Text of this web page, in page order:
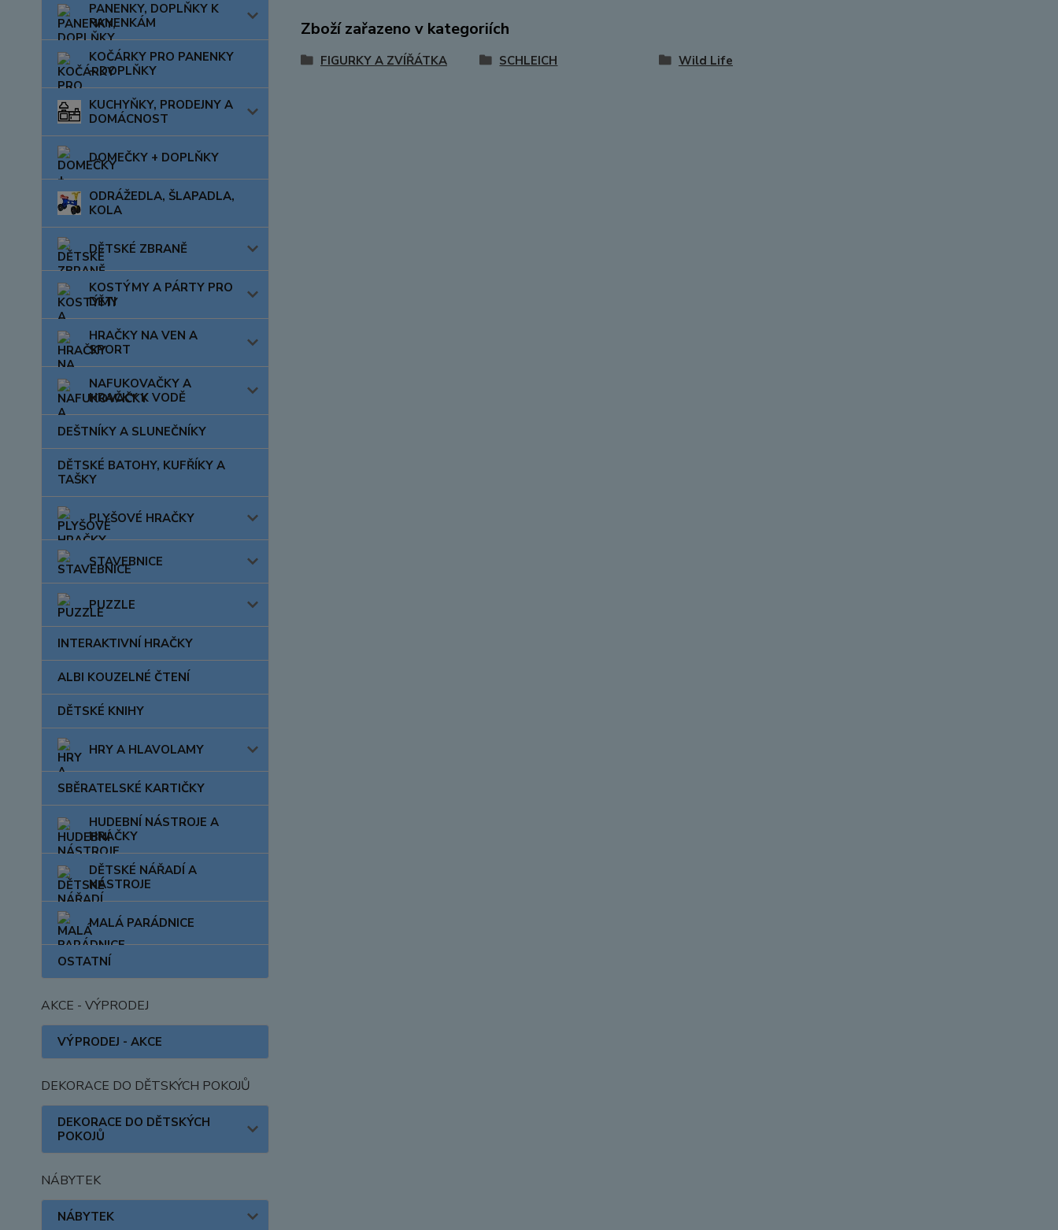
PANENKY, DOPLŇKY K
PANENKÁM
KOČÁRKY PRO PANENKY
+ DOPLŇKY
KUCHYŇKY, PRODEJNY A
DOMÁCNOST
DOMEČKY + DOPLŇKY
ODRÁŽEDLA, ŠLAPADLA,
KOLA
DĚTSKÉ ZBRANĚ
KOSTÝMY A PÁRTY PRO
DĚTI
HRAČKY NA VEN A
SPORT
NAFUKOVAČKY A
HRAČKY K VODĚ
DEŠTNÍKY A SLUNEČNÍKY
DĚTSKÉ BATOHY, KUFŘÍKY A
TAŠKY
PLYŠOVÉ HRAČKY
STAVEBNICE
PUZZLE
INTERAKTIVNÍ HRAČKY
ALBI KOUZELNÉ ČTENÍ
DĚTSKÉ KNIHY
HRY A HLAVOLAMY
SBĚRATELSKÉ KARTIČKY
HUDEBNÍ NÁSTROJE A
HRAČKY
DĚTSKÉ NÁŘADÍ A
NÁSTROJE
MALÁ PARÁDNICE
OSTATNÍ
AKCE - VÝPRODEJ
VÝPRODEJ - AKCE
DEKORACE DO DĚTSKÝCH POKOJŮ
DEKORACE DO DĚTSKÝCH
POKOJŮ
NÁBYTEK
NÁBYTEK
Zboží zařazeno v kategoriích
FIGURKY A ZVÍŘÁTKA SCHLEICH Wild Life